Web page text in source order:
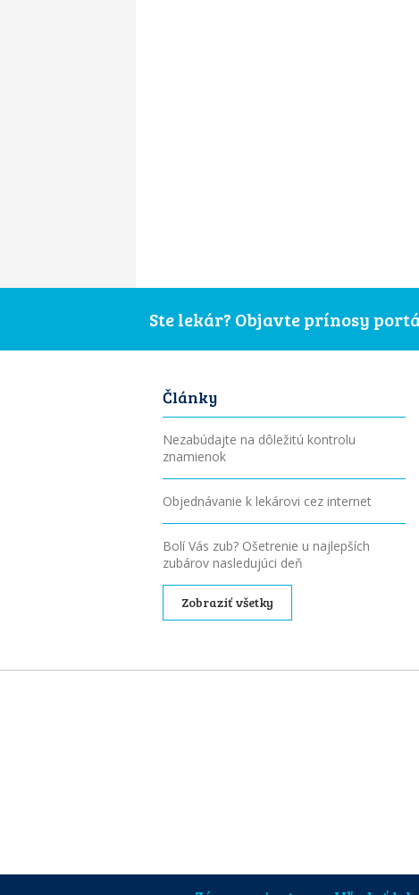
Ste lekár? Objavte prínosy
Články
Nezabúdajte na dôležitú kontrolu
znamienok
Objednávanie k lekárovi cez internet
Bolí Vás zub? Ošetrenie u najlepších
zubárov nasledujúci deň
Zobraziť všetky